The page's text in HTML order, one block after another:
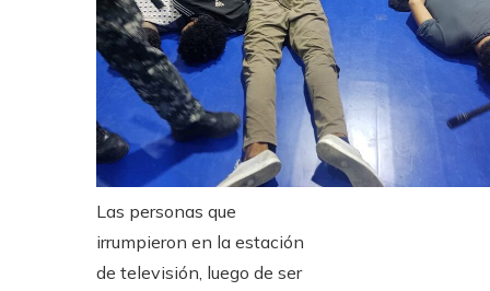
Las personas que
irrumpieron en la estación
de televisión, luego de ser